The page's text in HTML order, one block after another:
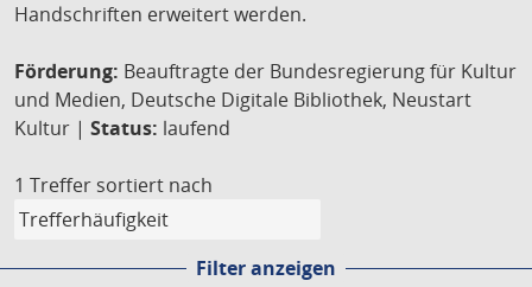
Handschriften erweitert werden.
Förderung: Beauftragte der Bundesregierung für Kultur
und Medien, Deutsche Digitale Bibliothek, Neustart
Kultur | Status: laufend
1 Treffer sortiert nach
Filter anzeigen